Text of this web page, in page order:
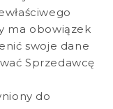
ma obowiązek
swoje dane
Sprzedawcę
do